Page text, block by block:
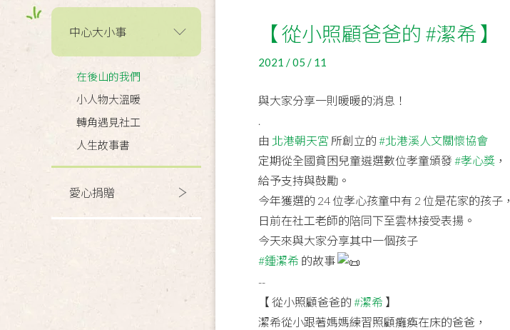
中心大小事
在後山的我們
小人物大溫暖
轉角遇見社工
人生故事書
愛心捐贈
【 從小照顧爸爸的 #潔希 】
2021 / 05 / 11
與大家分享一則暖暖的消息！
.
由 北港朝天宮 所創立的 #北港溪人文關懷協會
定期從全國貧困兒童遴選數位孝童頒發 #孝心獎 ，
給予支持與鼓勵。
今年獲選的 24 位孝心孩童中有 2 位是花家的孩子，
日前在社工老師的陪同下至雲林接受表揚。
今天來與大家分享其中一個孩子
#鍾潔希 的故事
--
【 從小照顧爸爸的 #潔希 】
潔希從小跟著媽媽練習照顧癱瘓在床的爸爸，